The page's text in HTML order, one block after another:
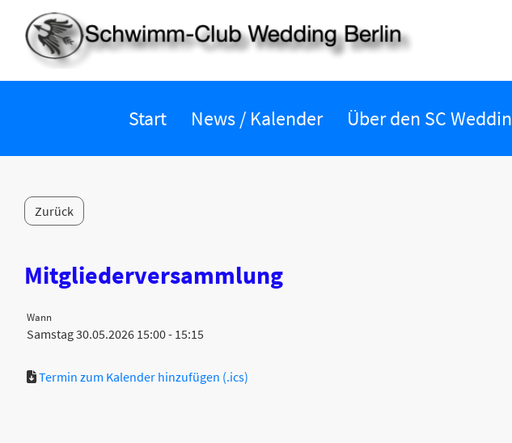
Start News / Kalender Über den SC
Zurück
Mitgliederversammlung
Wann
Samstag 30.05.2026 15:00 - 15:15
Termin zum Kalender hinzufügen (.ics)